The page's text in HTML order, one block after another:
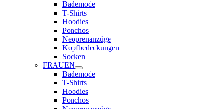
Bademode
T-Shirts
Hoodies
Ponchos
Neoprenanzüge
Kopfbedeckungen
Socken
FRAUEN
Bademode
T-Shirts
Hoodies
Ponchos